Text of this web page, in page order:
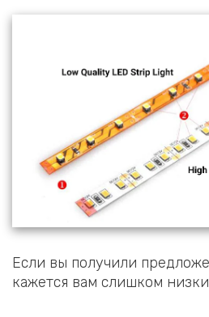
Если вы получили
кажется вам слишком